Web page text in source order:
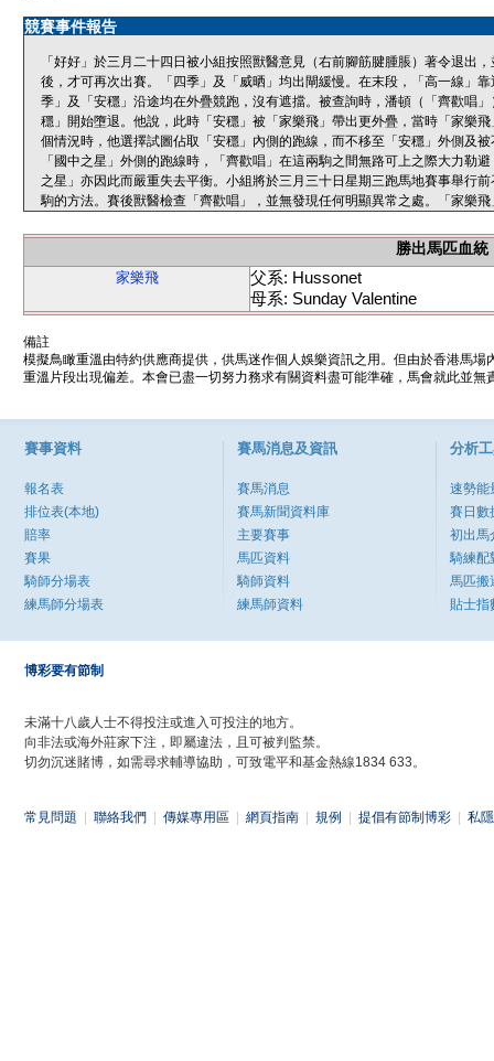
競賽事件報告
「好好」於三月二十四日被小組按照獸醫意見（右前腳筋腱腫脹）著令退出
後，才可再次出賽。「四季」及「威晒」均出閘緩慢。在末段，「高一線」
季」及「安穩」沿途均在外疊競跑，沒有遮擋。被查詢時，潘頓（「齊歡唱
穩」開始墮退。他說，此時「安穩」被「家樂飛」帶出更外疊，當時「家樂
個情況時，他選擇試圖佔取「安穩」內側的跑線，而不移至「安穩」外側及
「國中之星」外側的跑線時，「齊歡唱」在這兩駒之間無路可上之際大力勒
之星」亦因此而嚴重失去平衡。小組將於三月三十日星期三跑馬地賽事舉行
駒的方法。賽後獸醫檢查「齊歡唱」，並無發現任何明顯異常之處。「家樂
勝出馬匹血統
家樂飛
父系: Hussonet
母系: Sunday Valentine
備註
模擬鳥瞰重溫由特約供應商提供，供馬迷作個人娛樂資訊之用。但由於香港馬
重溫片段出現偏差。本會已盡一切努力務求有關資料盡可能準確，馬會就此並
賽事資料
報名表
排位表(本地)
賠率
賽果
騎師分場表
練馬師分場表
賽馬消息及資訊
賽馬消息
賽馬新聞資料庫
主要賽事
馬匹資料
騎師資料
練馬師資料
分析
速勢能
賽日數
初出馬
騎練配
馬匹搬
貼士指
博彩要有節制
未滿十八歲人士不得投注或進入可投注的地方。
向非法或海外莊家下注，即屬違法，且可被判監禁。
切勿沉迷賭博，如需尋求輔導協助，可致電平和基金熱線1834 633。
常見問題 聯絡我們 傳媒專用區 網頁指南 規例 提倡有節制博彩 私